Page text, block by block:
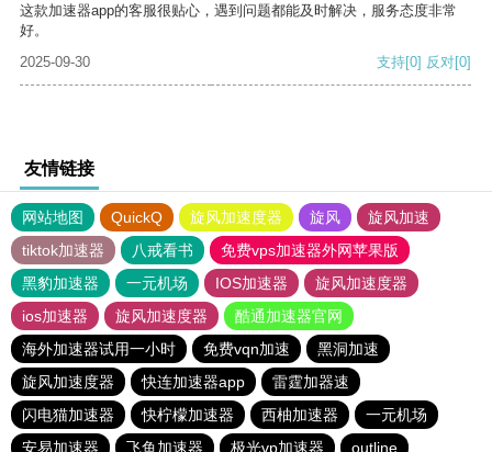
这款加速器app的客服很贴心，遇到问题都能及时解决，服务态度非常
好。
2025-09-30
支持[0] 反对[0]
友情链接
网站地图 QuickQ 旋风加速度器 旋风
旋风加速
tiktok加速器
八戒看书
免费vps加速器外网苹果版
黑豹加速器
一元机场 IOS加速器
旋风加速度器
ios加速器
旋风加速度器
酷通加速器官网
海外加速器试用一小时
免费vqn加速
黑洞加速
旋风加速度器
快连加速器app
雷霆加器速
闪电猫加速器
快柠檬加速器 西柚加速器
一元机场
安易加速器
飞鱼加速器 极光vp加速器 outline